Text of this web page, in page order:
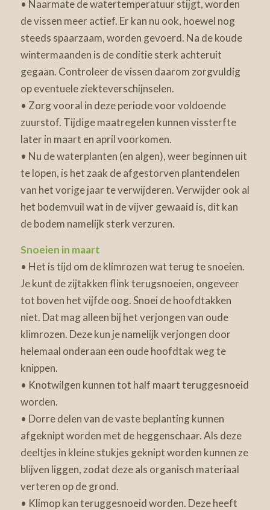
• Naarmate de watertemperatuur stijgt, worden
de vissen meer actief. Er kan nu ook, hoewel nog
steeds spaarzaam, worden gevoerd. Na de koude
wintermaanden is de conditie sterk achteruit
gegaan. Controleer de vissen daarom zorgvuldig
op eventuele ziekteverschijnselen.
• Zorg vooral in deze periode voor voldoende
zuurstof. Tijdige maatregelen kunnen vissterfte
later in maart en april voorkomen.
• Nu de waterplanten (en algen), weer beginnen uit
te lopen, is het zaak de afgestorven plantendelen
van het vorige jaar te verwijderen. Verwijder ook al
het bodemvuil wat in de vijver gewaaid is, dit kan
de bodem namelijk sterk verzuren.
Snoeien in maart
• Het is tijd om de klimrozen wat terug te snoeien.
Je kunt de zijtakken flink terugsnoeien, ongeveer
tot boven het vijfde oog. Snoei de hoofdtakken
niet. Dat mag alleen bij het verjongen van oude
klimrozen. Deze kun je namelijk verjongen door
helemaal onderaan een oude hoofdtak weg te
knippen.
• Knotwilgen kunnen tot half maart teruggesnoeid
worden.
• Dorre delen van de vaste beplanting kunnen
afgeknipt worden met de heggenschaar. Als deze
deeltjes in kleine stukjes geknipt worden kunnen ze
blijven liggen, zodat deze als organisch materiaal
verteren op de grond.
• Klimop kan teruggesnoeid worden. Deze heeft